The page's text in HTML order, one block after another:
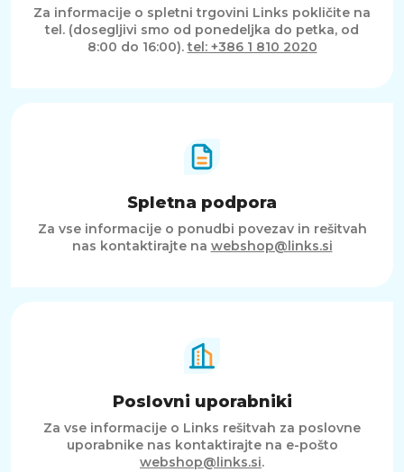
Za informacije o spletni trgovini Links pokličite na
tel. (dosegljivi smo od ponedeljka do petka, od
8:00 do 16:00).tel: +386 1 810 2020
Spletna podpora
Za vse informacije o ponudbi povezav in rešitvah
nas kontaktirajte na webshop@links.si
Poslovni uporabniki
Za vse informacije o Links rešitvah za poslovne
uporabnike nas kontaktirajte na e-pošto
webshop@links.si.